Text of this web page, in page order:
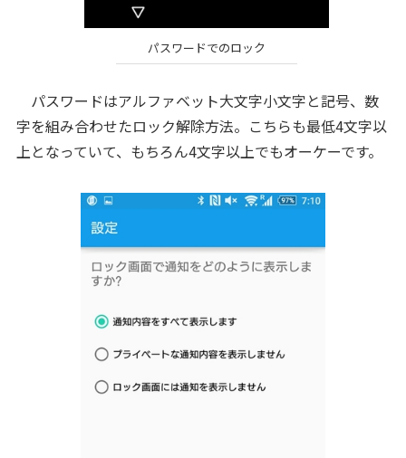
パスワードでのロック
パスワードはアルファベット大文字小文字と記号、数
字を組み合わせたロック解除方法。こちらも最低4文字以
上となっていて、もちろん4文字以上でもオーケーです。